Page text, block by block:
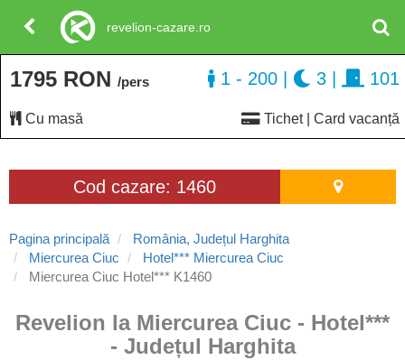
Cod cazare: 1460
Pagina principală
România, Județul Harghita
Miercurea Ciuc
Hotel*** Miercurea Ciuc
Miercurea Ciuc Hotel*** K1460
Revelion la Miercurea Ciuc - Hotel***
- Județul Harghita
1795 RON /pers
Cu masă Tichet | Card vacanță
1 - 200 3 101
revelion-cazare.ro